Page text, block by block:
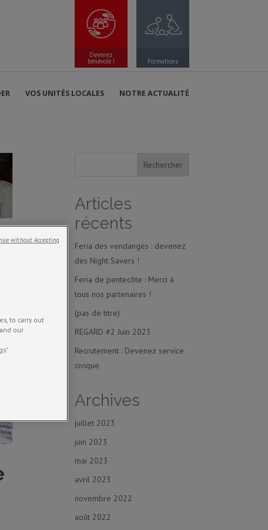
Devenez
bénévole ! Formations
VOS UNITÉS LOCALES NOTRE ACTUALITÉ
Articles
récents
Feria des vendanges : devenez
des Night Savers !
Feria de pentecôte : Merci à
tous nos partenaires !
(pas de titre)
REGARD #2 Juin 2023
Recrutement : Devenez service
civique
Archives
juillet 2023
juin 2023
mai 2023
avril 2023
novembre 2022
août 2022
to carry out
our
without Accepting